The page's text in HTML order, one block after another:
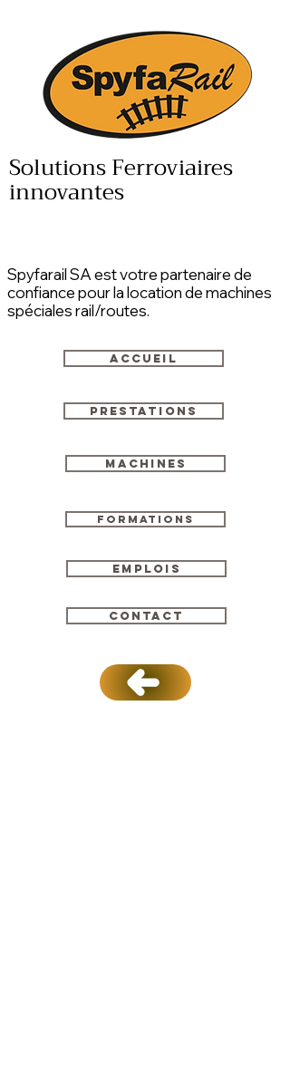
Solutions Ferroviaires
innovantes
Spyfarail SA est votre partenaire de
confiance pour la location de machines
spéciales rail/routes.
Accueil
Prestations
Machines
Formations
Emplois
Contact